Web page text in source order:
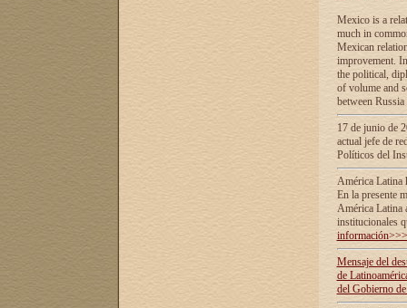
Mexico is a
much in
Mexican
improvement.
the political,
of volume and
between
17 de junio de
actual jefe de
Políticos del
América Latina
En la presente
América Latina
institucionales
información>>>
Mensaje del
de
del Gobierno